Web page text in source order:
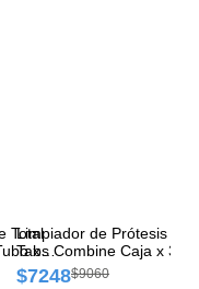
Total
x
Limpiador de Prótesis
Tabs Combine Caja x 30
tabletas
$7248$9060